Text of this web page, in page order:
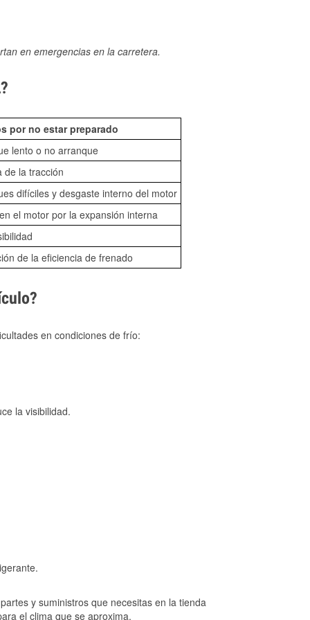
en emergencias en la carretera.
por no estar preparado
lento o no arranque
de la tracción
difíciles y desgaste interno del motor
el motor por la expansión interna
de la eficiencia de frenado
en condiciones de frío:
la visibilidad.
y suministros que necesitas en la tienda
el clima que se aproxima.